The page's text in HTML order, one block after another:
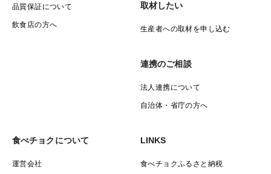
品質保証について
飲食店の方へ
取材したい
生産者への取材を申し込む
連携のご相談
法人連携について
自治体・省庁の方へ
食べチョクについて
運営会社
LINKS
食べチョクふるさと納税